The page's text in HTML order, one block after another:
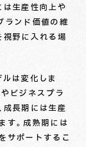
は生産性向上や
ランド価値の維
視野に入れる場
は変化しま
ビジネスプラ
成長期には生産
す。成熟期には
サポートするこ